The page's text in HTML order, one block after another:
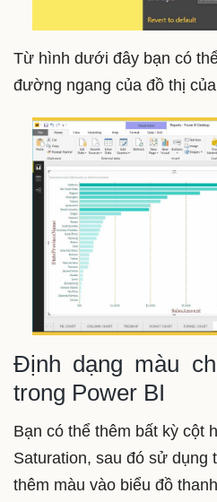
Từ hình dưới đây bạn có
đường ngang của đồ thị
Định dạng màu
trong Power BI
Bạn có thể thêm bất kỳ cột
Saturation, sau đó sử dụng
thêm màu vào biểu đồ